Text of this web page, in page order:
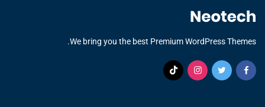
We bring you the best Premium WordPress Themes.